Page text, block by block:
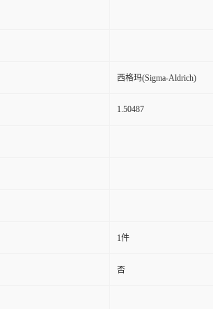
西格玛(Sigma-Aldrich)
1.50487
1件
否